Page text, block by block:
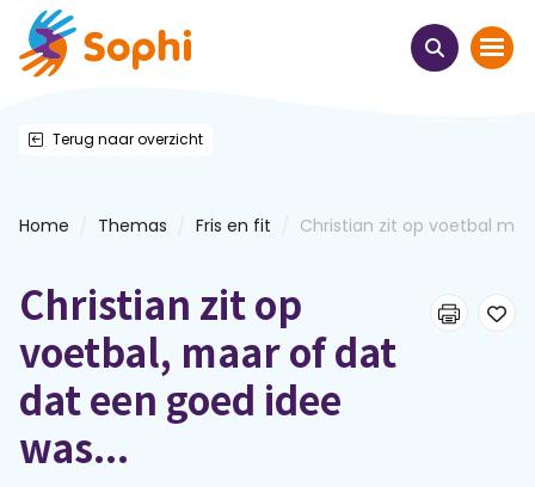
Thema's
Leren & ontmoeten
Webinars
E-learnings
Terug naar overzicht
Home Themas Fris en fit Christian zit op voetbal m...
Christian zit op
voetbal, maar of dat
dat een goed idee
was...